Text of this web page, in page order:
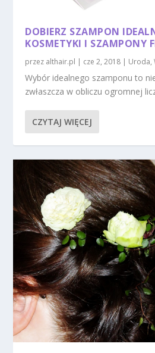
DOBIERZ SZAMPON
KOSMETYKI I SZAMPONY
przez althair.pl | cze 2, 2018 | Uroda,
Wybór idealnego szamponu to
zwłaszcza w obliczu ogromnej
CZYTAJ WIĘCEJ